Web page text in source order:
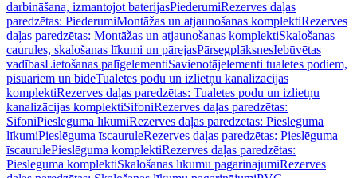
darbināšana, izmantojot baterijasPiederumiRezerves daļas
paredzētas: PiederumiMontāžas un atjaunošanas komplektiRezerves
daļas paredzētas: Montāžas un atjaunošanas komplektiSkalošanas
caurules, skalošanas līkumi un pārejasPārsegplāksnesIebūvētas
vadībasLietošanas palīgelementiSavienotājelementi tualetes podiem,
pisuāriem un bidēTualetes podu un izlietņu kanalizācijas
komplektiRezerves daļas paredzētas: Tualetes podu un izlietņu
kanalizācijas komplektiSifoniRezerves daļas paredzētas:
SifoniPieslēguma līkumiRezerves daļas paredzētas: Pieslēguma
līkumiPieslēguma īscauruleRezerves daļas paredzētas: Pieslēguma
īscaurulePieslēguma komplektiRezerves daļas paredzētas:
Pieslēguma komplektiSkalošanas līkumu pagarinājumiRezerves